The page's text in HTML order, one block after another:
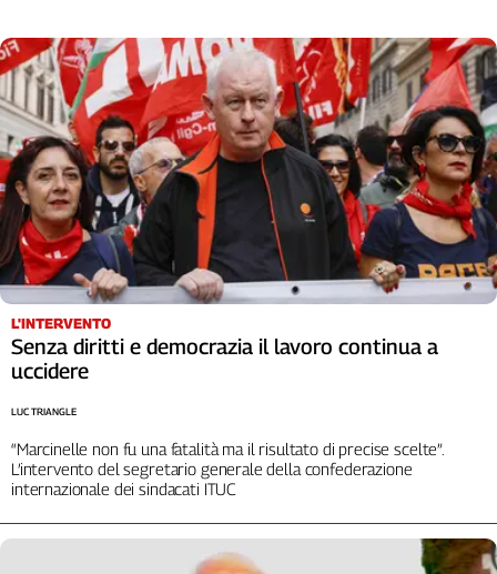
Lombardia
Marche
Piemonte
Puglia
Sardegna
Sicilia
Toscana
Trentino
Umbria
Valle
D'Aosta
Veneto
Storico
2014
Cerca
L'INTERVENTO
Senza diritti e democrazia il lavoro continua a
uccidere
“Marcinelle non fu una fatalità ma il risultato di precise scelte”.
L’intervento del segretario generale della confederazione
internazionale dei sindacati ITUC
LUC TRIANGLE